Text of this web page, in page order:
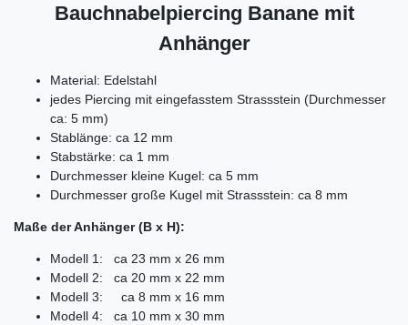
Bauchnabelpiercing Banane‎ mit
Anhänger
Material: Edelstahl
jedes Piercing mit eingefasstem Strassstein (Durchmesser
ca: 5 mm)
Stablänge: ca 12 mm
Stabstärke: ca 1 mm
Durchmesser kleine Kugel: ca 5 mm
Durchmesser große Kugel mit Strassstein: ca 8 mm
Maße der Anhänger (B x H):
Modell 1: ca 23 mm x 26 mm
Modell 2: ca 20 mm x 22 mm
Modell 3: ca 8 mm x 16 mm
Modell 4: ca 10 mm x 30 mm